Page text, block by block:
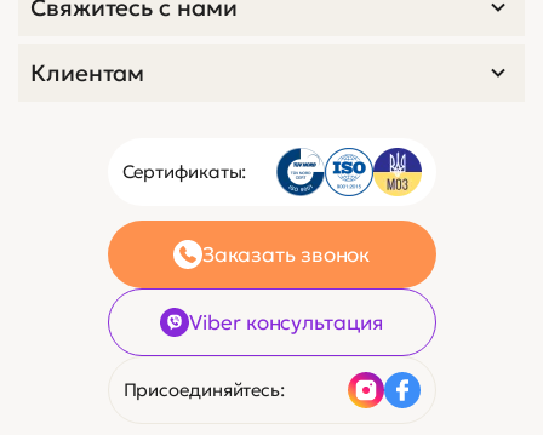
Сертификаты:
Заказать звонок
Viber консультация
Присоединяйтесь:
Свяжитесь с нами
Клиентам